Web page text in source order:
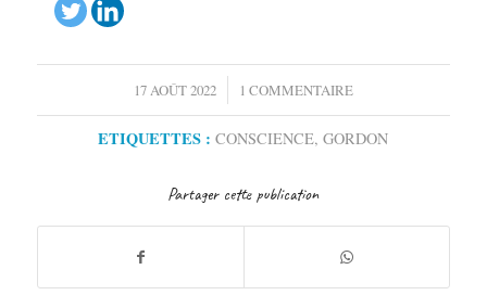
17 AOÛT 2022
/ 1 COMMENTAIRE
ETIQUETTES : CONSCIENCE,GORDON
Partager cette publication